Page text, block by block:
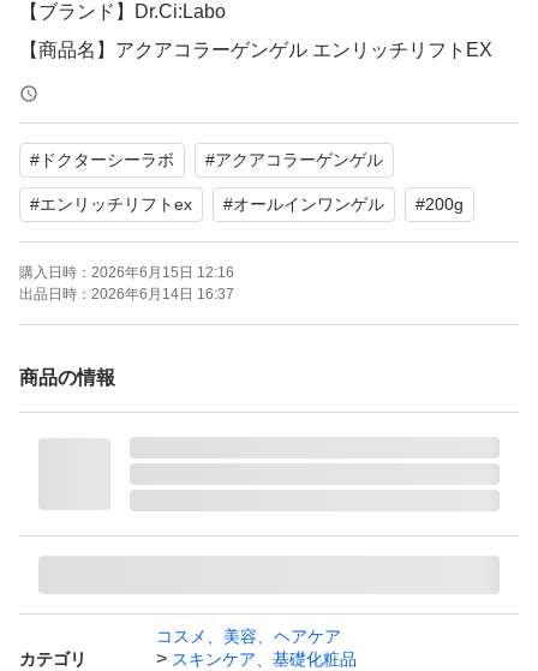
【ブランド】Dr.Ci:Labo
【商品名】アクアコラーゲンゲル エンリッチリフトEX
【容量】200g
【商品の状態】新品・未使用
配合成分：コラーゲン ヒアルロン酸
使用感：保湿 肌のハリ、弾力
セット/単品：単品
# ドクターシーラボ #アクアコラーゲンゲル
#エンリッチリフトex #オールインワンゲル #200g
購入日時： 2026年6月15日 12:16
出品日時： 2026年6月14日 16:37
商品の情報
カテゴリ
コスメ、美容、ヘアケア
スキンケア、基礎化粧品